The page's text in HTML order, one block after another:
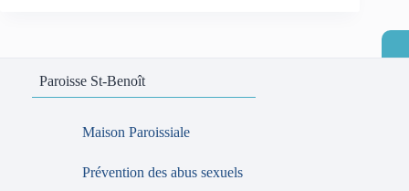
Paroisse St-Benoît
Maison Paroissiale
Prévention des abus sexuels